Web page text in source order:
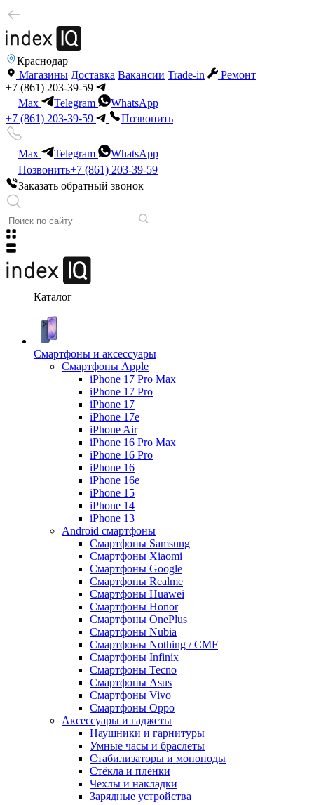
Краснодар
Магазины Доставка Вакансии Trade-in
Ремонт
+7 (861) 203-39-59
Max
Telegram
WhatsApp
+7 (861) 203-39-59
Позвонить
Max Telegram
WhatsApp
Позвонить+7 (861) 203-39-59
Заказать обратный звонок
Каталог
Смартфоны и аксессуары
Смартфоны Apple
iPhone 17 Pro Max
iPhone 17 Pro
iPhone 17
iPhone 17e
iPhone Air
iPhone 16 Pro Max
iPhone 16 Pro
iPhone 16
iPhone 16e
iPhone 15
iPhone 14
iPhone 13
Android cмартфоны
Смартфоны Samsung
Смартфоны Xiaomi
Смартфоны Google
Смартфоны Realme
Смартфоны Huawei
Смартфоны Honor
Смартфоны OnePlus
Смартфоны Nubia
Смартфоны Nothing / CMF
Смартфоны Infinix
Смартфоны Tecno
Смартфоны Asus
Смартфоны Vivo
Смартфоны Oppo
Аксессуары и гаджеты
Наушники и гарнитуры
Умные часы и браслеты
Стабилизаторы и моноподы
Стёкла и плёнки
Чехлы и накладки
Зарядные устройства